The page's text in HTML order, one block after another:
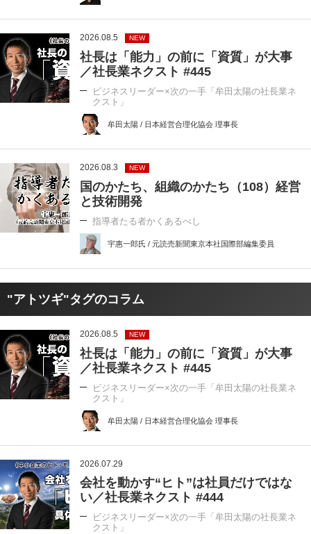
2026.08.5 NEW
社長は「能力」の前に「資質」が大事
／社長業ネクスト #445
ビジネスリーダー×次の一手「牟田太陽の社長業ネ
クスト」
牟田太陽 / 日本経営合理化協会 理事長
2026.08.3 NEW
国のかたち、組織のかたち（108）経営
と技術開発
指導者たる者かくあるべし
宇惠一郎氏 / 元読売新聞東京本社国際部編集委員
"アトツギ"タグのコラム
2026.08.5 NEW
社長は「能力」の前に「資質」が大事
／社長業ネクスト #445
ビジネスリーダー×次の一手「牟田太陽の社長業ネ
クスト」
牟田太陽 / 日本経営合理化協会 理事長
2026.07.29
会社を動かす“ヒト”は社員だけではな
い／社長業ネクスト #444
ビジネスリーダー×次の一手「牟田太陽の社長業ネ
クスト」